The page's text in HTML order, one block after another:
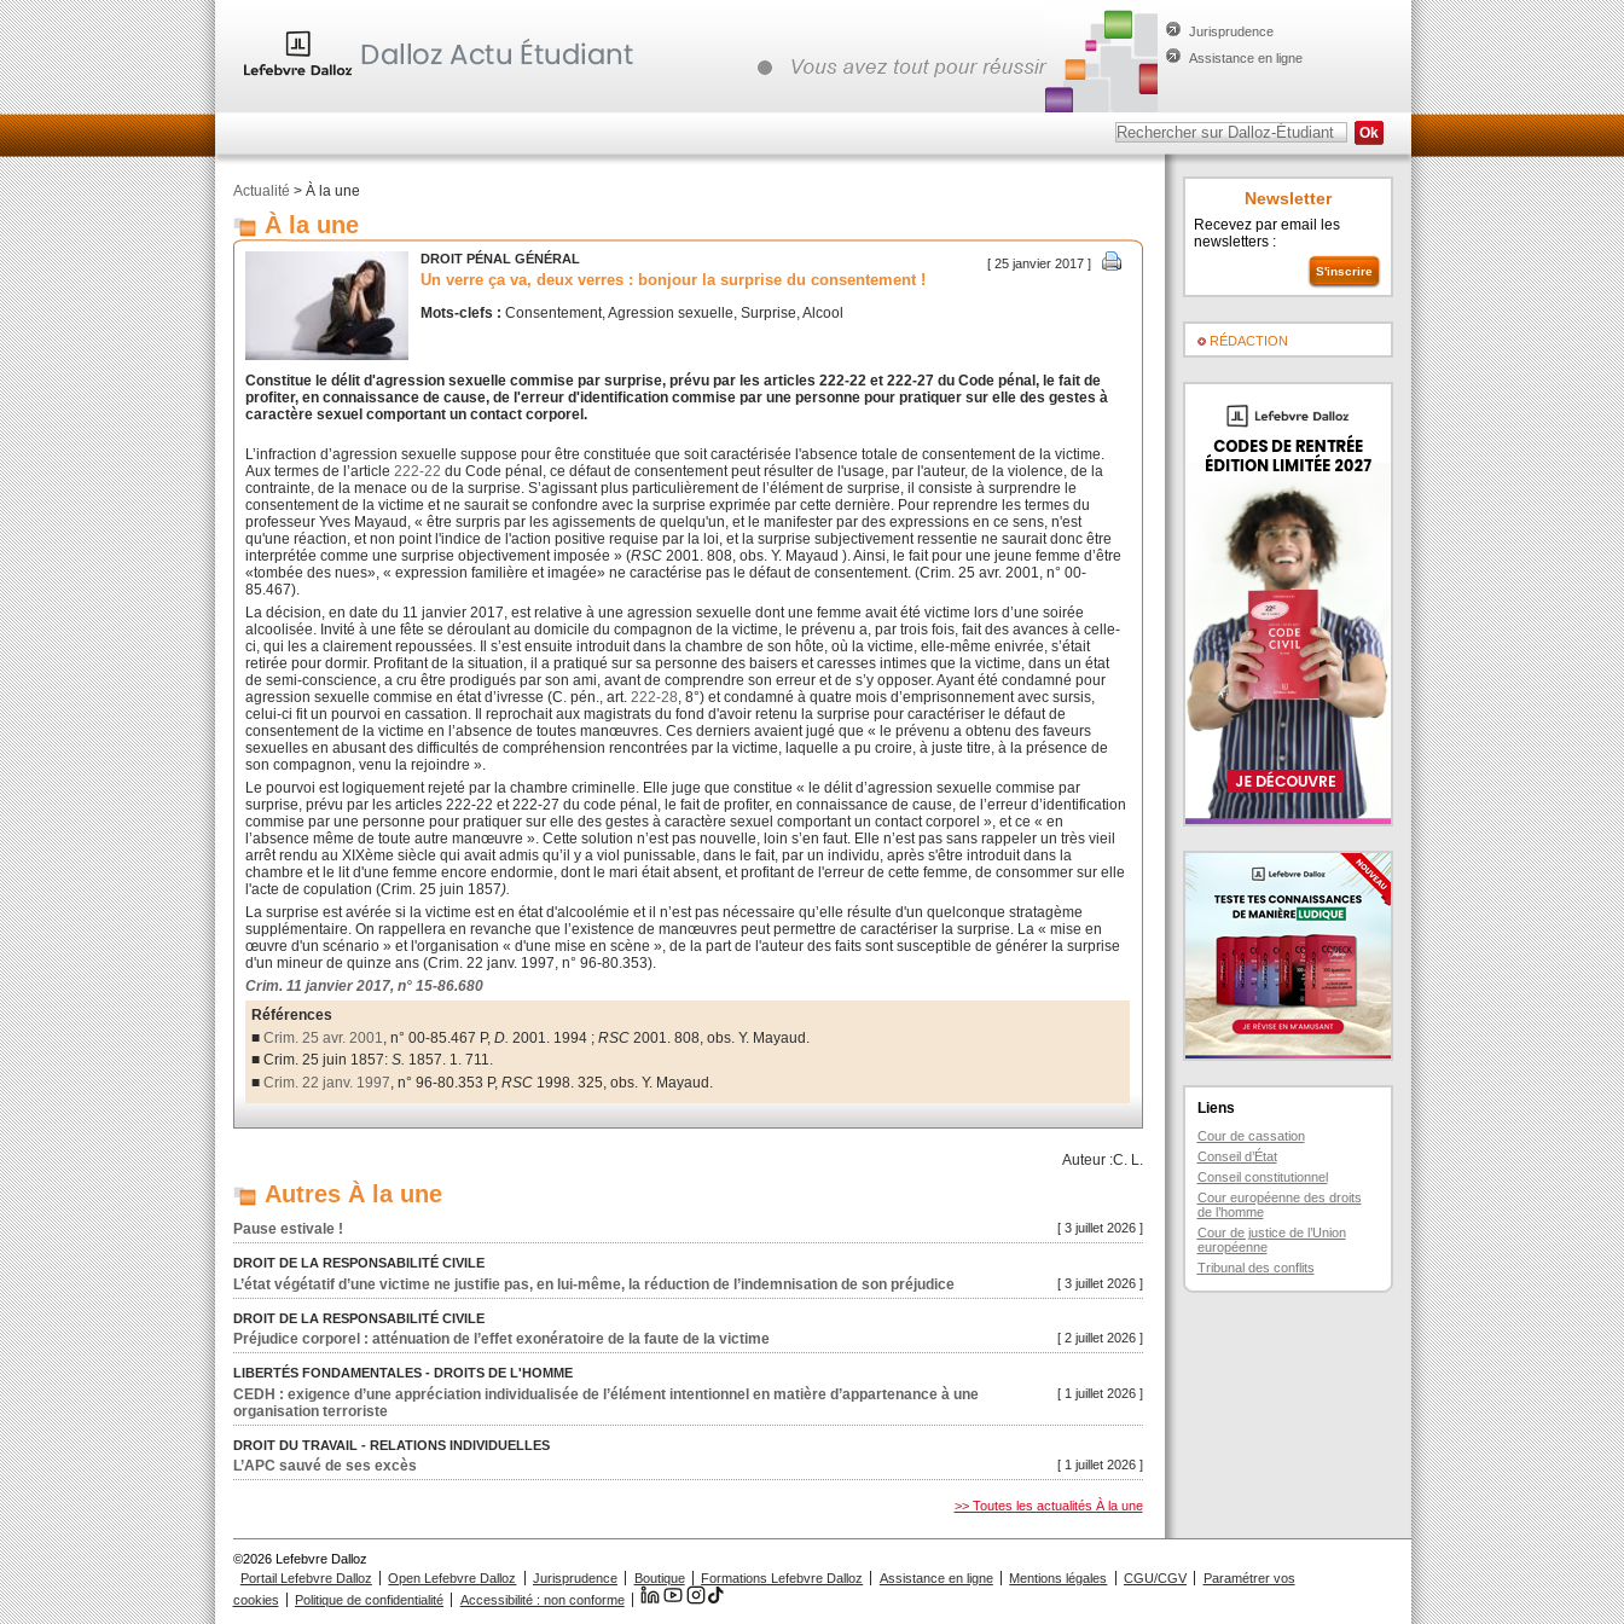
Jurisprudence
Assistance en ligne
Actualité > À la une
À la une
[ 25 janvier 2017 ]
DROIT PÉNAL GÉNÉRAL
Un verre ça va, deux verres : bonjour la surprise du consentement !
Mots-clefs : Consentement, Agression sexuelle, Surprise, Alcool
Constitue le délit d'agression sexuelle commise par surprise, prévu par les articles 222-22 et 222-27 du Code pénal, le fait de
profiter, en connaissance de cause, de l'erreur d'identification commise par une personne pour pratiquer sur elle des gestes à
caractère sexuel comportant un contact corporel.
L’infraction d’agression sexuelle suppose pour être constituée que soit caractérisée l'absence totale de consentement de la victime.
Aux termes de l’article222-22 du Code pénal, ce défaut de consentement peut résulter de l'usage, par l'auteur, de la violence, de la
contrainte, de la menace ou de la surprise. S’agissant plus particulièrement de l’élément de surprise, il consiste à surprendre le
consentement de la victime et ne saurait se confondre avec la surprise exprimée par cette dernière. Pour reprendre les termes du
professeur Yves Mayaud, « être surpris par les agissements de quelqu'un, et le manifester par des expressions en ce sens, n'est
qu'une réaction, et non point l'indice de l'action positive requise par la loi, et la surprise subjectivement ressentie ne saurait donc être
interprétée comme une surprise objectivement imposée » (RSC 2001. 808, obs. Y. Mayaud ). Ainsi, le fait pour une jeune femme d’être
«tombée des nues», « expression familière et imagée» ne caractérise pas le défaut de consentement. (Crim. 25 avr. 2001, n° 00-
85.467).
La décision, en date du 11 janvier 2017, est relative à une agression sexuelle dont une femme avait été victime lors d’une soirée
alcoolisée. Invité à une fête se déroulant au domicile du compagnon de la victime, le prévenu a, par trois fois, fait des avances à celle-
ci, qui les a clairement repoussées. Il s’est ensuite introduit dans la chambre de son hôte, où la victime, elle-même enivrée, s’était
retirée pour dormir. Profitant de la situation, il a pratiqué sur sa personne des baisers et caresses intimes que la victime, dans un état
de semi-conscience, a cru être prodigués par son ami, avant de comprendre son erreur et de s’y opposer. Ayant été condamné pour
agression sexuelle commise en état d’ivresse (C. pén., art.222-28, 8°) et condamné à quatre mois d’emprisonnement avec sursis,
celui-ci fit un pourvoi en cassation. Il reprochait aux magistrats du fond d'avoir retenu la surprise pour caractériser le défaut de
consentement de la victime en l’absence de toutes manœuvres. Ces derniers avaient jugé que « le prévenu a obtenu des faveurs
sexuelles en abusant des difficultés de compréhension rencontrées par la victime, laquelle a pu croire, à juste titre, à la présence de
son compagnon, venu la rejoindre ».
Le pourvoi est logiquement rejeté par la chambre criminelle. Elle juge que constitue « le délit d’agression sexuelle commise par
surprise, prévu par les articles 222-22 et 222-27 du code pénal, le fait de profiter, en connaissance de cause, de l’erreur d’identification
commise par une personne pour pratiquer sur elle des gestes à caractère sexuel comportant un contact corporel », et ce « en
l’absence même de toute autre manœuvre ». Cette solution n’est pas nouvelle, loin s’en faut. Elle n’est pas sans rappeler un très vieil
arrêt rendu au XIXème siècle qui avait admis qu’il y a viol punissable, dans le fait, par un individu, après s'être introduit dans la
chambre et le lit d'une femme encore endormie, dont le mari était absent, et profitant de l'erreur de cette femme, de consommer sur elle
l'acte de copulation (Crim. 25 juin 1857).
La surprise est avérée si la victime est en état d'alcoolémie et il n’est pas nécessaire qu’elle résulte d'un quelconque stratagème
supplémentaire. On rappellera en revanche que l’existence de manœuvres peut permettre de caractériser la surprise. La « mise en
œuvre d'un scénario » et l'organisation « d'une mise en scène », de la part de l'auteur des faits sont susceptible de générer la surprise
d'un mineur de quinze ans (Crim. 22 janv. 1997, n° 96-80.353).
Crim. 11 janvier 2017, n° 15-86.680
Références
■Crim. 25 avr. 2001 , n° 00-85.467 P,D. 2001. 1994 ;RSC 2001. 808, obs. Y. Mayaud.
■ Crim. 25 juin 1857:S. 1857. 1. 711.
■Crim. 22 janv. 1997, n° 96-80.353 P,RSC 1998. 325, obs. Y. Mayaud.
Auteur :C. L.
Autres À la une
[ 3 juillet 2026 ]
Pause estivale !
DROIT DE LA RESPONSABILITÉ CIVILE
[ 3 juillet 2026 ]
L’état végétatif d’une victime ne justifie pas, en lui-même, la réduction de l’indemnisation de son préjudice
DROIT DE LA RESPONSABILITÉ CIVILE
[ 2 juillet 2026 ]
Préjudice corporel : atténuation de l’effet exonératoire de la faute de la victime
LIBERTÉS FONDAMENTALES - DROITS DE L'HOMME
[ 1 juillet 2026 ]
CEDH : exigence d’une appréciation individualisée de l’élément intentionnel en matière d’appartenance à une
organisation terroriste
DROIT DU TRAVAIL - RELATIONS INDIVIDUELLES
[ 1 juillet 2026 ]
L’APC sauvé de ses excès
>> Toutes les actualités À la une
Newsletter
Recevez par email les
newsletters :
RÉDACTION
Liens
Cour de cassation
Conseil d’État
Conseil constitutionnel
Cour européenne des droits
de l’homme
Cour de justice de l’Union
européenne
Tribunal des conflits
©2026 Lefebvre Dalloz
Portail Lefebvre Dalloz
Open Lefebvre Dalloz Jurisprudence Boutique Formations Lefebvre Dalloz Assistance en ligne Mentions légales CGU/CGV
Paramétrer vos
cookies
Politique de confidentialité Accessibilité : non conforme